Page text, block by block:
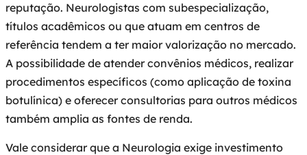
reputação. Neurologistas com subespecialização,
títulos acadêmicos ou que atuam em centros de
referência tendem a ter maior valorização no mercado.
A possibilidade de atender convênios médicos, realizar
procedimentos específicos (como aplicação de toxina
botulínica) e oferecer consultorias para outros médicos
também amplia as fontes de renda.
Vale considerar que a Neurologia exige investimento